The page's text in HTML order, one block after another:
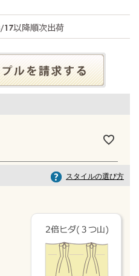
スタイルの選び方